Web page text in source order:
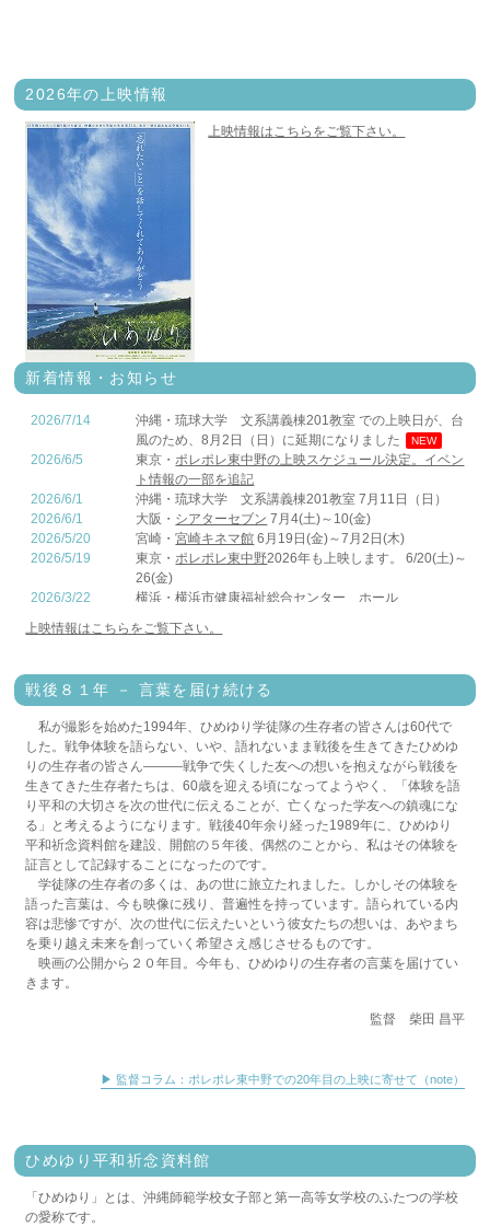
2026年の上映情報
上映情報はこちらをご覧下さい。
新着情報・お知らせ
2026/7/14
沖縄・琉球大学 文系講義棟201教室 での上映日が、台
風のため、8月2日（日）に延期になりました
NEW
2026/6/5 東京・ポレポレ東中野の上映スケジュール決定。イベン
ト情報の一部を追記
2026/6/1
沖縄・琉球大学 文系講義棟201教室 7月11日（日）
2026/6/1
大阪・ シアターセブン 7月4(土)～10(金)
2026/5/20
宮崎・宮崎キネマ館 6月19日(金)～7月2日(木)
2026/5/19
東京・ポレポレ東中野2026年も上映します。 6/20(土)～
26(金)
2026/3/22
横浜・横浜市健康福祉総合センター ホール
2026/3/20
東京・S&Dたまぐーセンター 多目的ホール
2026/2/11
鳥取・ヴィレステ日吉津2/11（水・祝）
2025/12/21
山形・山形市総合福祉センター 交流ホール
12/21（日）
2025/10/4
沖縄・ 沖縄大学 構内 10/4（土）
2025/8/23
山形・鶴岡まちなかキネマ8/23（土）～ ２週間
2025/7/11
群馬・ 高崎電気館8/5（火）、8/8（金）、8/17（日）
2025/7/7
東京・
こもれびホール（タクトホームこもれびGRAFARE
ホール）9/14（日）
2025/6/21
東京・映画館・ポレポレ東中野6/21（土）～ 6/27(金)
2025/7/5
新潟・映画館・ 高田世界館7/5（土）～ 7/11（金）
2025/7/19
大阪・シアターセブン
2025/6/22
新潟・ミライエステップ6/22（日） NEW
2025/6/14 沖縄・沖縄市民小劇場あしびなー6/14（土） NEW
2025/2/16 神奈川・シネマ ジャック＆ベティ3/23(土)
2024/7/29
東京・青梅市文化交流センター2/23（月・祝）
2024/6/5
大阪・シアターセブン7/1（月）～7/7（日）詳細は追って
、2024年も上映します。 6/22(土)
11/9 再放送
東京・シネマ・チュプキ・タバタ8/1（火）～8/6（日）
2022/8/18
島根・松江市市民活動センター（STIC）交流ホール
9/17（土）
2022/8/17
山形・山形県生涯学習センター「遊学館」 2Fホール
9/3（土）
上映情報はこちらをご覧下さい。
戦後８１年 － 言葉を届け続ける
私が撮影を始めた1994年、ひめゆり学徒隊の生存者の皆さんは60代で
した。戦争体験を語らない、いや、語れないまま戦後を生きてきたひめゆ
りの生存者の皆さん―――戦争で失くした友への想いを抱えながら戦後を
生きてきた生存者たちは、60歳を迎える頃になってようやく、「体験を語
り平和の大切さを次の世代に伝えることが、亡くなった学友への鎮魂にな
る」と考えるようになります。戦後40年余り経った1989年に、ひめゆり
平和祈念資料館を建設、開館の５年後、偶然のことから、私はその体験を
証言として記録することになったのです。
学徒隊の生存者の多くは、あの世に旅立たれました。しかしその体験を
語った言葉は、今も映像に残り、普遍性を持っています。語られている内
容は悲惨ですが、次の世代に伝えたいという彼女たちの想いは、あやまち
を乗り越え未来を創っていく希望さえ感じさせるものです。
映画の公開から２０年目。今年も、ひめゆりの生存者の言葉を届けてい
きます。
監督 柴田 昌平
▶ 監督コラム：ポレポレ東中野での20年目の上映に寄せて（note）
ひめゆり平和祈念資料館
「ひめゆり」とは、沖縄師範学校女子部と第一高等女学校のふたつの学校
の愛称です。